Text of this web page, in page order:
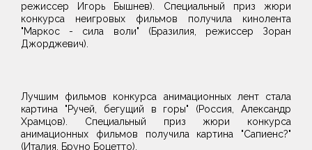
режиссер Игорь Бышнев). Специальный приз жюри
конкурса неигровых фильмов получила кинолента
"Маркос - сила воли" (Бразилия, режиссер Зоран
Джорджевич).
Лучшим фильмов конкурса анимационных лент стала
картина "Ручей, бегущий в горы" (Россия, Александр
Храмцов). Специальный приз жюри конкурса
анимационных фильмов получила картина "Сапиенс?"
(Италия, Бруно Боцетто).